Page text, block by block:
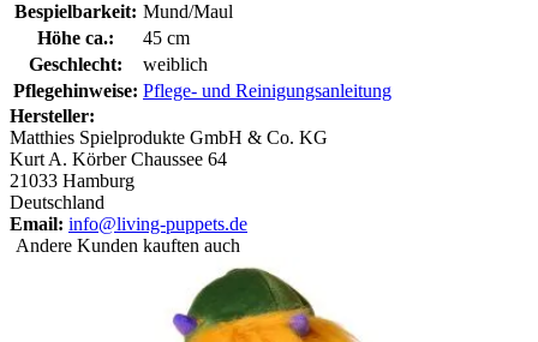
Bespielbarkeit: Mund/Maul
Höhe ca.:
45 cm
Geschlecht:
weiblich
Pflegehinweise: Pflege- und Reinigungsanleitung
Hersteller:
Matthies Spielprodukte GmbH & Co. KG
Kurt A. Körber Chaussee 64
21033 Hamburg
Deutschland
Email: info@living-puppets.de
Andere Kunden kauften auch